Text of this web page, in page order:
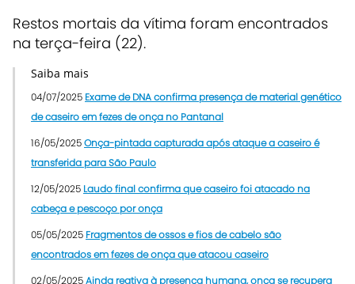
Restos mortais da vítima foram encontrados
na terça-feira (22).
Saiba mais
04/07/2025 Exame de DNA confirma presença de material genético
de caseiro em fezes de onça no Pantanal
16/05/2025Onça-pintada capturada após ataque a caseiro é
transferida para São Paulo
12/05/2025 Laudo final confirma que caseiro foi atacado na
cabeça e pescoço por onça
05/05/2025 Fragmentos de ossos e fios de cabelo são
encontrados em fezes de onça que atacou caseiro
02/05/2025Ainda reativa à presença humana, onça se recupera